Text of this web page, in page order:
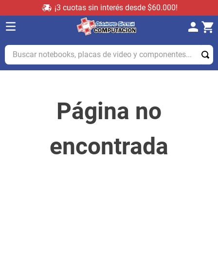
¡3 cuotas sin interés desde $60.000!
Buscar notebooks, placas de video y componentes...
Página no
encontrada